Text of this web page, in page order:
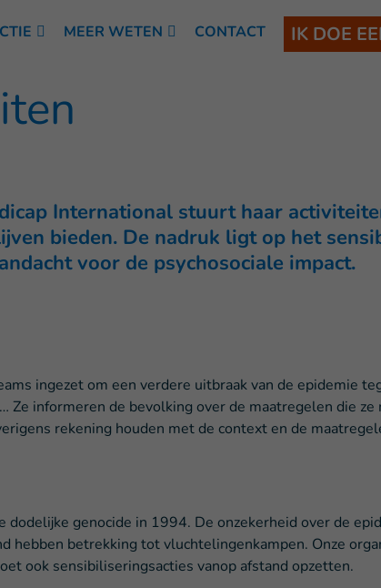
MEER WETEN CONTACT IK DOE
International stuurt haar
bieden. De nadruk ligt op het
voor de psychosociale impact.
ingezet om een verdere uitbraak van de epidemie
Ze informeren de bevolking over de maatregelen die ze
rekening houden met de context en de
genocide in 1994. De onzekerheid over de
hebben betrekking tot vluchtelingenkampen. Onze
ook sensibiliseringsacties vanop afstand opzetten.